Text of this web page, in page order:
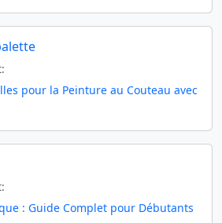
pour la Peinture au Couteau avec
: Guide Complet pour Débutants